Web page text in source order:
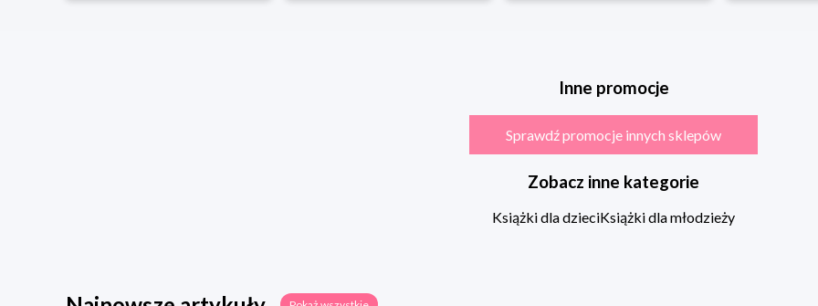
Inne promocje
Sprawdź promocje innych sklepów
Zobacz inne kategorie
Książki dla dzieciKsiążki dla młodzieży